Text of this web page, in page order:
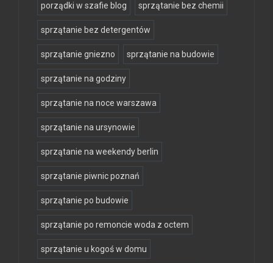
porządki w szafie blog sprzątanie bez chemii
sprzątanie bez detergentów
sprzątanie gniezno sprzątanie na budowie
sprzątanie na godziny
sprzątanie na noce warszawa
sprzątanie na ursynowie
sprzątanie na weekendy berlin
sprzątanie piwnic poznań
sprzątanie po budowie
sprzątanie po remoncie woda z octem
sprzątanie u kogoś w domu